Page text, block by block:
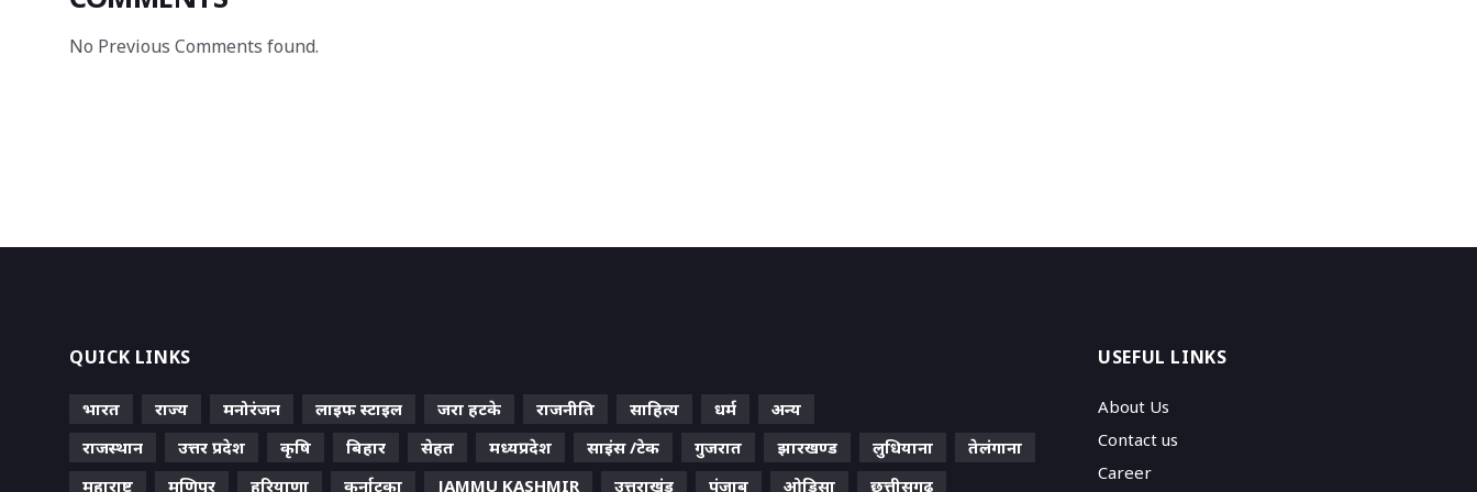
No Previous Comments found.
QUICK LINKS
भारत राज्य मनोरंजन लाइफ स्‍टाइल जरा हटके राजनीति साहित्य धर्म
अन्य
राजस्थान
उत्तर प्रदेश कृषि बिहार सेहत मध्यप्रदेश साइंस /टेक गुजरात झारखण्ड लुधियाना
तेलंगाना
महाराष्ट्र
मणिपुर हरियाणा कर्नाटका JAMMU KASHMIR उत्तराखंड पंजाब ओड़िसा छत्तीसगढ़
USEFUL LINKS
About Us
Contact us
Career